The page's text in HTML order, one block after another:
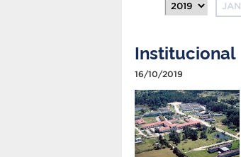
JAN
Institucional
16/10/2019